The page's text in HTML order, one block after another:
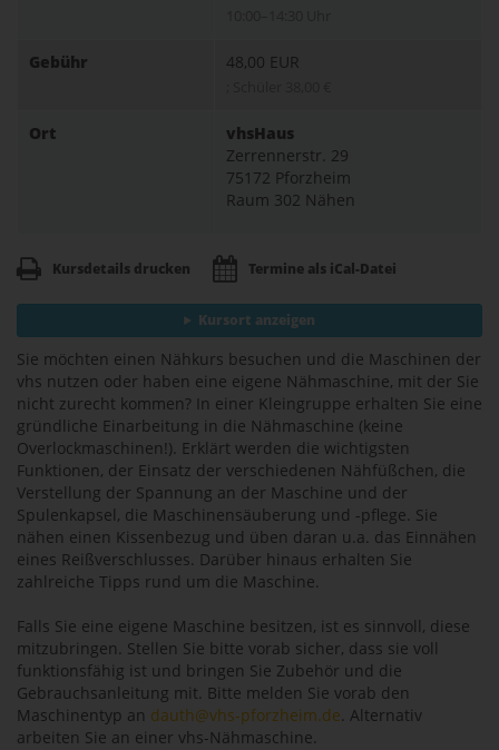
Gebühr 48,00 EUR
Ort
vhsHaus
Zerrennerstr. 29
75172 Pforzheim
Raum 302 Nähen
Kursdetails drucken Termine als iCal-Datei
Kursort anzeigen
Sie möchten einen Nähkurs besuchen und die Maschinen der
vhs nutzen oder haben eine eigene Nähmaschine, mit der Sie
nicht zurecht kommen? In einer Kleingruppe erhalten Sie eine
gründliche Einarbeitung in die Nähmaschine (keine
Overlockmaschinen!). Erklärt werden die wichtigsten
Funktionen, der Einsatz der verschiedenen Nähfüßchen, die
Verstellung der Spannung an der Maschine und der
Spulenkapsel, die Maschinensäuberung und -pflege. Sie
nähen einen Kissenbezug und üben daran u.a. das Einnähen
eines Reißverschlusses. Darüber hinaus erhalten Sie
zahlreiche Tipps rund um die Maschine.
Falls Sie eine eigene Maschine besitzen, ist es sinnvoll, diese
mitzubringen. Stellen Sie bitte vorab sicher, dass sie voll
funktionsfähig ist und bringen Sie Zubehör und die
Gebrauchsanleitung mit. Bitte melden Sie vorab den
Maschinentyp an dauth@vhs-pforzheim.de. Alternativ
arbeiten Sie an einer vhs-Nähmaschine.